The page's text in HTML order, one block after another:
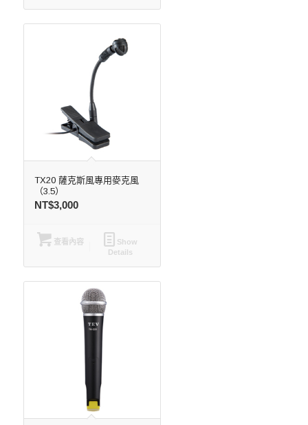
TX20 薩克斯風專用麥克風
（3.5）
NT$3,000
查看內容
Show
Details